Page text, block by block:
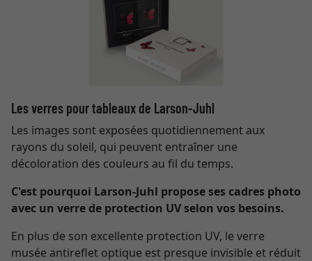
Les verres pour tableaux de Larson-Juhl
Les images sont exposées quotidiennement aux
rayons du soleil, qui peuvent entraîner une
décoloration des couleurs au fil du temps.
C'est pourquoi Larson-Juhl propose ses cadres photo
avec un verre de protection UV selon vos besoins.
En plus de son excellente protection UV, le verre
musée antireflet optique est presque invisible et réduit